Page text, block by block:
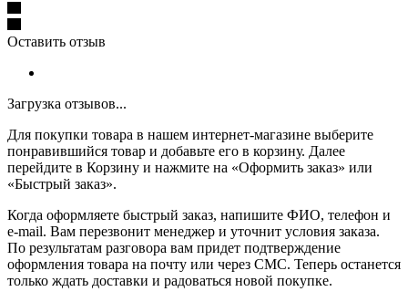
Оставить отзыв
Загрузка отзывов...
Для покупки товара в нашем интернет-магазине выберите
понравившийся товар и добавьте его в корзину. Далее
перейдите в Корзину и нажмите на «Оформить заказ» или
«Быстрый заказ».
Когда оформляете быстрый заказ, напишите ФИО, телефон и
e-mail. Вам перезвонит менеджер и уточнит условия заказа.
По результатам разговора вам придет подтверждение
оформления товара на почту или через СМС. Теперь останется
только ждать доставки и радоваться новой покупке.